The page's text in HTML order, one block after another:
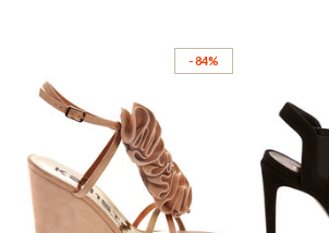
- 84%